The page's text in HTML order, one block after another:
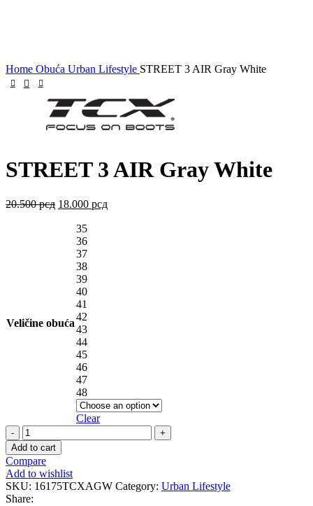
Home Obuća Urban Lifestyle STREET 3 AIR Gray White
STREET 3 AIR Gray White
20.500рсд 18.000 рсд
Veličine obuća
35
36
37
38
39
40
41
42
43
44
45
46
47
48
Clear
STREET
3
AIR
Gray
White
quantity
Add to cart
Compare
Add to wishlist
SKU: 16175TCXAGW Category: Urban Lifestyle
Share: